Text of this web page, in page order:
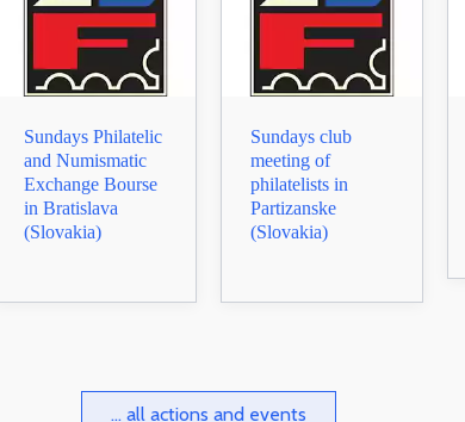
Sundays Philatelic
and Numismatic
Exchange Bourse
in Bratislava
(Slovakia)
Sundays club
meeting of
philatelists in
Partizanske
(Slovakia)
... all actions and events